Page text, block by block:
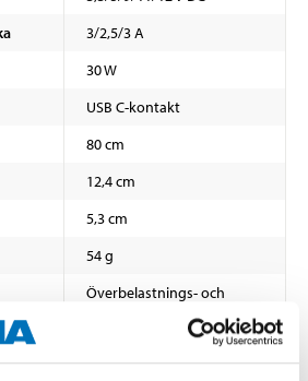
3/2,5/3 A
30 W
USB C-kontakt
80 cm
12,4 cm
5,3 cm
54 g
Överbelastnings- och
kortslutningsskydd